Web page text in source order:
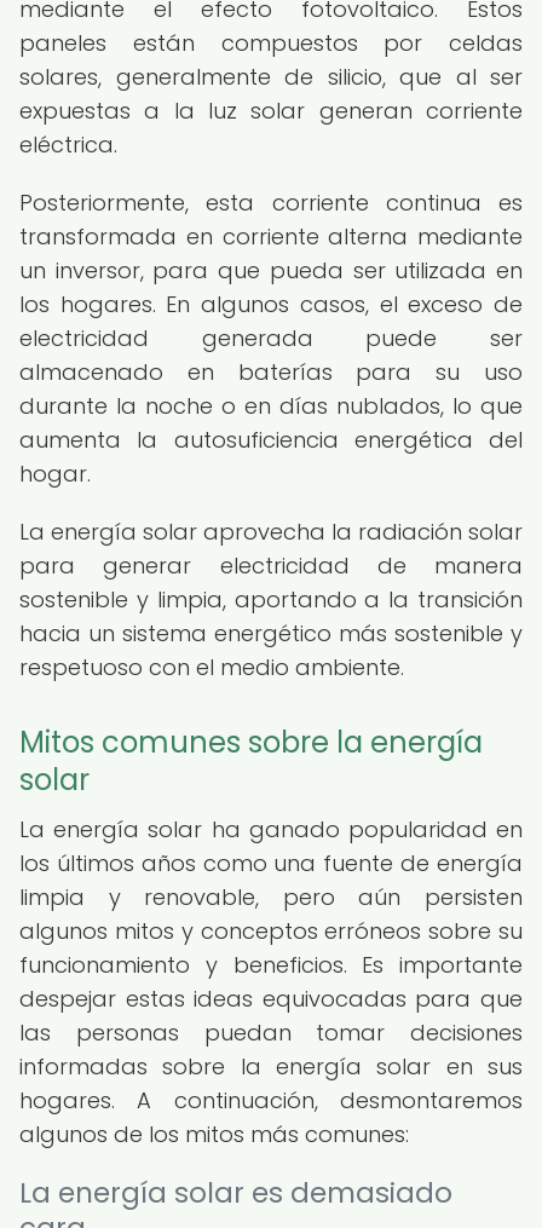
mediante el efecto fotovoltaico. Estos
paneles están compuestos por celdas
solares, generalmente de silicio, que al ser
expuestas a la luz solar generan corriente
eléctrica.
Posteriormente, esta corriente continua es
transformada en corriente alterna mediante
un inversor, para que pueda ser utilizada en
los hogares. En algunos casos, el exceso de
electricidad generada puede ser
almacenado en baterías para su uso
durante la noche o en días nublados, lo que
aumenta la autosuficiencia energética del
hogar.
La energía solar aprovecha la radiación solar
para generar electricidad de manera
sostenible y limpia, aportando a la transición
hacia un sistema energético más sostenible y
respetuoso con el medio ambiente.
Mitos comunes sobre la energía
solar
La energía solar ha ganado popularidad en
los últimos años como una fuente de energía
limpia y renovable, pero aún persisten
algunos mitos y conceptos erróneos sobre su
funcionamiento y beneficios. Es importante
despejar estas ideas equivocadas para que
las personas puedan tomar decisiones
informadas sobre la energía solar en sus
hogares. A continuación, desmontaremos
algunos de los mitos más comunes:
La energía solar es demasiado